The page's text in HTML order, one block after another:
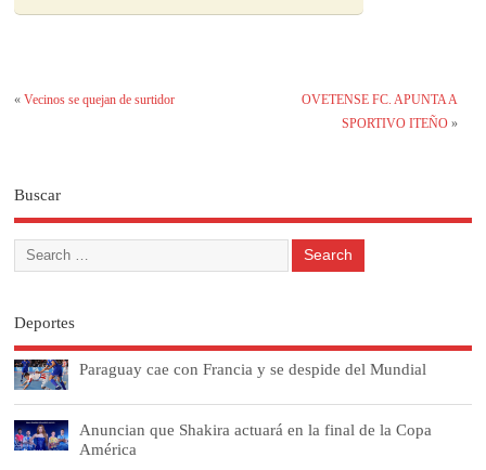
«Vecinos se quejan de surtidor
OVETENSE FC. APUNTA A
SPORTIVO ITEÑO»
Buscar
Deportes
Paraguay cae con Francia y se despide del Mundial
Anuncian que Shakira actuará en la final de la Copa
América